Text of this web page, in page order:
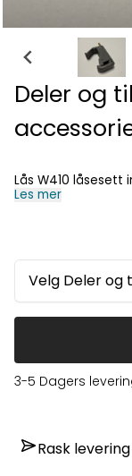
Deler og
Les mer
Velg Deler og
3-5 Dagers
Rask levering